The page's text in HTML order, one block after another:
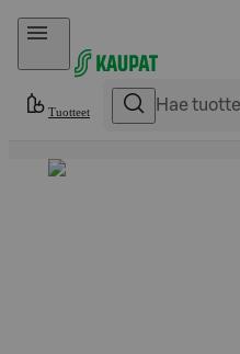
Hyppää sisältöön
Tuotteet